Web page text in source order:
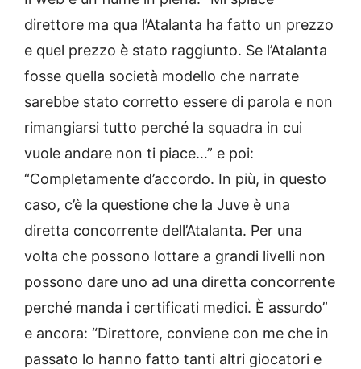
direttore ma qua l’Atalanta ha fatto un prezzo
e quel prezzo è stato raggiunto. Se l’Atalanta
fosse quella società modello che narrate
sarebbe stato corretto essere di parola e non
rimangiarsi tutto perché la squadra in cui
vuole andare non ti piace…” e poi:
“Completamente d’accordo. In più, in questo
caso, c’è la questione che la Juve è una
diretta concorrente dell’Atalanta. Per una
volta che possono lottare a grandi livelli non
possono dare uno ad una diretta concorrente
perché manda i certificati medici. È assurdo”
e ancora: “Direttore, conviene con me che in
passato lo hanno fatto tanti altri giocatori e